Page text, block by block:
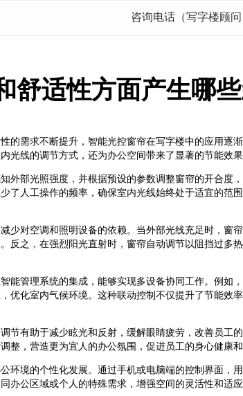
咨询电话（写字楼顾
舒适性方面产生哪
的需求不断提升，智能光控窗帘在写字楼中的应用逐
光线的调节方式，还为办公空间带来了显著的节能效果
外部光照强度，并根据预设的参数调整窗帘的开合度
了人工操作的频率，确保室内光线始终处于适宜的范
少对空调和照明设备的依赖。当外部光线充足时，窗
反之，在强烈阳光直射时，窗帘自动调节以阻挡过多
能管理系统的集成，能够实现多设备协同工作。例如
优化室内气候环境。这种联动控制不仅提升了节能效
节有助于减少眩光和反射，缓解眼睛疲劳，改善员工
整，营造更为宜人的办公氛围，促进员工的身心健康和
环境的个性化发展。通过手机或电脑端的控制界面，
办公区域或个人的特殊需求，增强空间的灵活性和适应